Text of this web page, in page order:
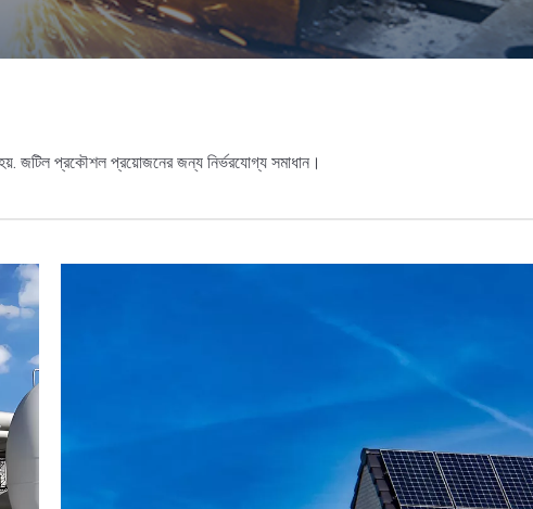
জটিল প্রকৌশল প্রয়োজনের জন্য নির্ভরযোগ্য সমাধান।